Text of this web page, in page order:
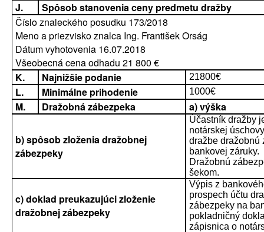
J.
Spôsob stanovenia ceny predmetu dražby
Číslo znaleckého posudku 173/2018
Meno a priezvisko znalca Ing. František Orság
Dátum vyhotovenia 16.07.2018
Všeobecná cena odhadu 21 800 €
K.
Najnižšie podanie 21800€
L. Minimálne prihodenie 1000€
M. Dražobná zábezpeka a) výška
b) spôsob zloženia dražobnej
zábezpeky
Účastník dražby
notárskej
dražbe dražobnú
bankovej záruky.
Dražobnú
šekom.
c) doklad preukazujúci zloženie
dražobnej zábezpeky
Výpis z
prospech účtu
zábezpeky na
pokladničný
zápisnica o